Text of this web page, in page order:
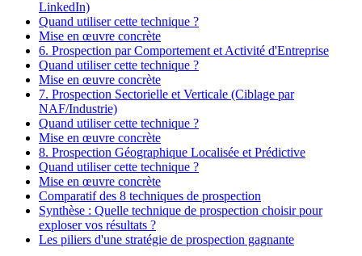
LinkedIn)
Quand utiliser cette technique ?
Mise en œuvre concrète
6. Prospection par Comportement et Activité d'Entreprise
Quand utiliser cette technique ?
Mise en œuvre concrète
7. Prospection Sectorielle et Verticale (Ciblage par
NAF/Industrie)
Quand utiliser cette technique ?
Mise en œuvre concrète
8. Prospection Géographique Localisée et Prédictive
Quand utiliser cette technique ?
Mise en œuvre concrète
Comparatif des 8 techniques de prospection
Synthèse : Quelle technique de prospection choisir pour
exploser vos résultats ?
Les piliers d'une stratégie de prospection gagnante